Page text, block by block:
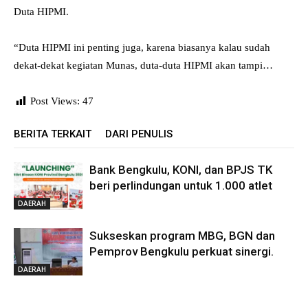
Duta HIPMI.
“Duta HIPMI ini penting juga, karena biasanya kalau sudah
dekat-dekat kegiatan Munas, duta-duta HIPMI akan tampi…
Post Views: 47
BERITA TERKAIT DARI PENULIS
DAERAH
Bank Bengkulu, KONI, dan BPJS TK
beri perlindungan untuk 1.000 atlet
DAERAH
Sukseskan program MBG, BGN dan
Pemprov Bengkulu perkuat sinergi.